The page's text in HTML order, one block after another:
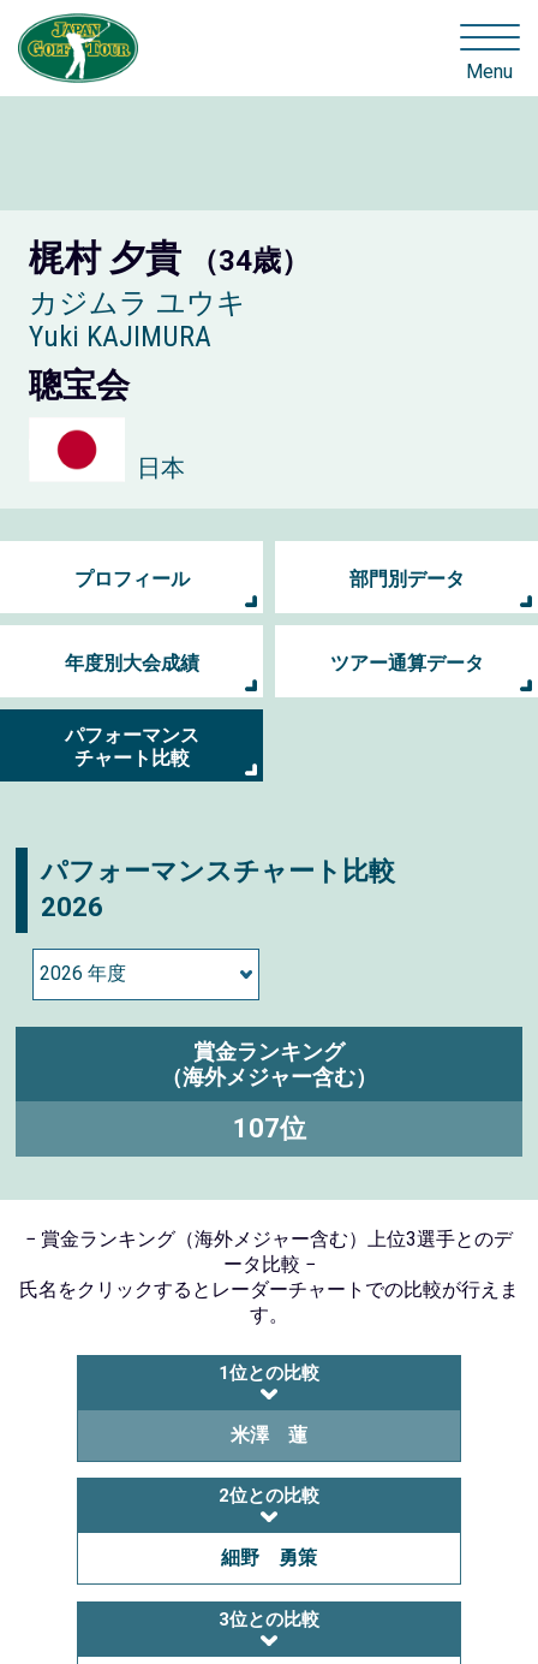
Menu
梶村 夕貴
（34歳）
カジムラ ユウキ
Yuki KAJIMURA
聰宝会
日本
プロフィール 部門別データ
年度別大会成績 ツアー通算データ
パフォーマンス
チャート比較
パフォーマンスチャート比較
2026
賞金ランキング
（海外メジャー含む）
107位
− 賞金ランキング（海外メジャー含む）上位3選手とのデ
ータ比較 −
氏名をクリックするとレーダーチャートでの比較が行えま
す。
1位との比較
米澤 蓮
2位との比較
細野 勇策
3位との比較